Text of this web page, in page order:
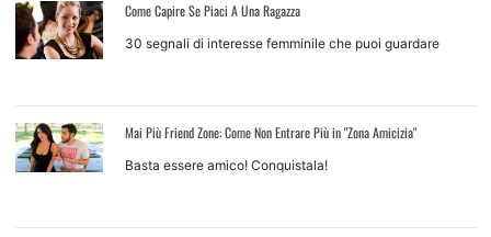
Come Capire Se Piaci A Una Ragazza
30 segnali di interesse femminile che puoi guardare
Mai Più Friend Zone: Come Non Entrare Più in "Zona Amicizia"
Basta essere amico! Conquistala!